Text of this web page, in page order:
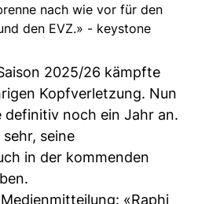
nach wie vor für den
den EVZ.» - keystone
2025/26 kämpfte
Kopfverletzung. Nun
noch ein Jahr an.
seine
in der kommenden
«Raphi